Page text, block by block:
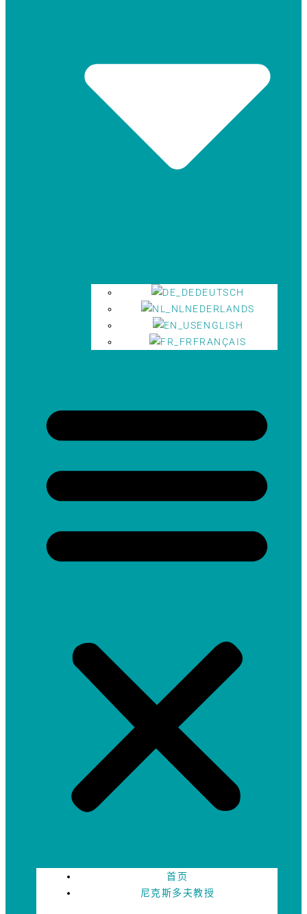
DEUTSCH
NEDERLANDS
ENGLISH
FRANÇAIS
首页
尼克斯多夫教授